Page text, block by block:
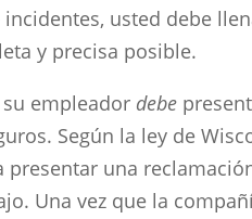
usted debe
y precisa posible.
empleador debe
Según la ley de
una
Una vez que la